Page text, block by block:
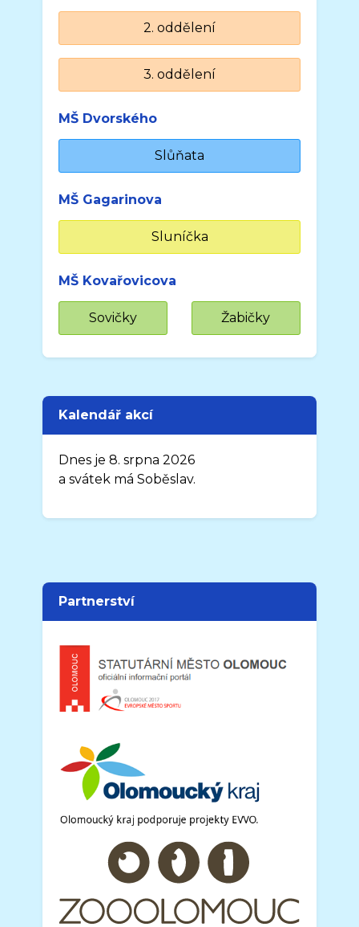
2. oddělení
3. oddělení
MŠ Dvorského
Slůňata
MŠ Gagarinova
Sluníčka
MŠ Kovařovicova
Sovičky Žabičky
Kalendář akcí
Dnes je 8. srpna 2026
a svátek má Soběslav.
Partnerství